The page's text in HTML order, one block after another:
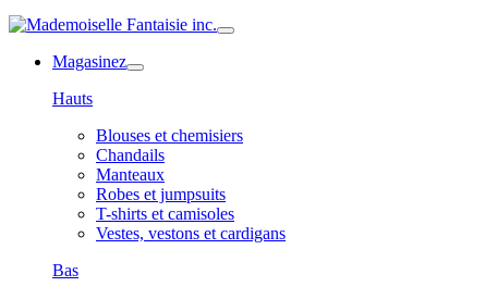
Magasinez
Hauts
Blouses et chemisiers
Chandails
Manteaux
Robes et jumpsuits
T-shirts et camisoles
Vestes, vestons et cardigans
Bas